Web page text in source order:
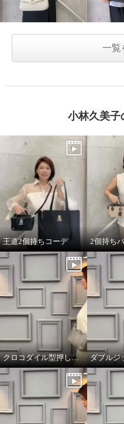
一覧
小林久美子
王道2個持ちコーデ
クロコダイル型押しダブルジップのオーラ